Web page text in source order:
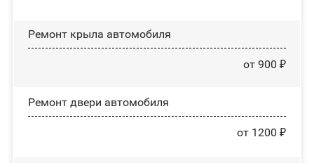
Ремонт крыла автомобиля
от 900 ₽
Ремонт двери автомобиля
от 1200 ₽